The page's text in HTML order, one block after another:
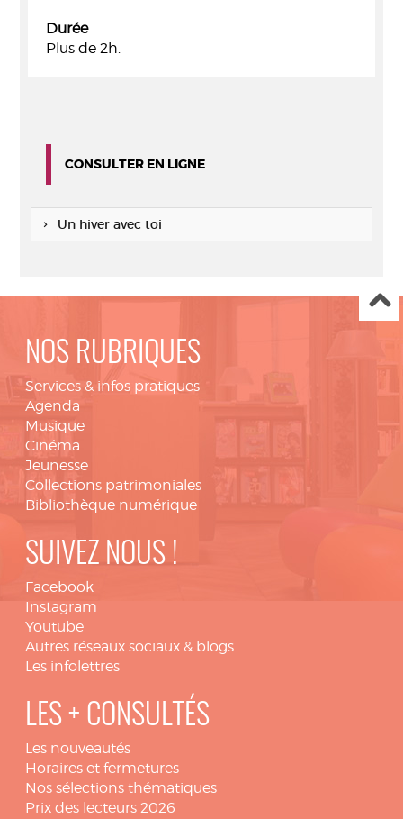
Durée
Plus de 2h.
CONSULTER EN LIGNE
Un hiver avec toi
NOS RUBRIQUES
Services & infos pratiques
Agenda
Musique
Cinéma
Jeunesse
Collections patrimoniales
Bibliothèque numérique
SUIVEZ NOUS !
Facebook
Instagram
Youtube
Autres réseaux sociaux & blogs
Les infolettres
LES + CONSULTÉS
Les nouveautés
Horaires et fermetures
Nos sélections thématiques
Prix des lecteurs 2026